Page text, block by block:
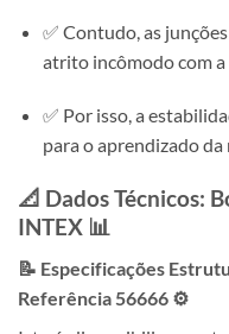
✅ Contudo, as
atrito incômodo com a
✅ Por isso, a
para o aprendizado da
📐 Dados Técnicos:
INTEX 📊
📝 Especificações
Referência 56666 ⚙️